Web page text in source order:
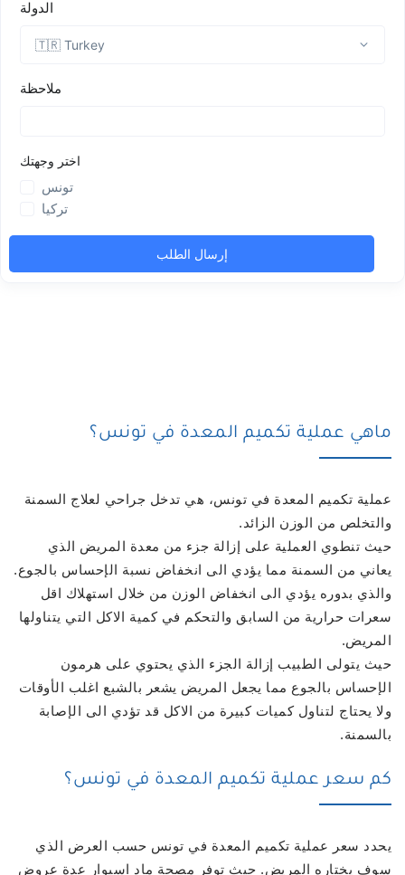
ماهي عملية تكميم المعدة في تونس؟
عملية تكميم المعدة في تونس، هي تدخل جراحي لعلاج السمنة
والتخلص من الوزن الزائد.
حيث تنطوي العملية على إزالة جزء من معدة المريض الذي
يعاني من السمنة مما يؤدي الى انخفاض نسبة الإحساس بالجوع.
والذي بدوره يؤدي الى انخفاض الوزن من خلال استهلاك اقل
سعرات حرارية من السابق والتحكم في كمية الاكل التي يتناولها
المريض.
حيث يتولى الطبيب إزالة الجزء الذي يحتوي على هرمون
الإحساس بالجوع مما يجعل المريض يشعر بالشبع اغلب الأوقات
ولا يحتاج لتناول كميات كبيرة من الاكل قد تؤدي الى الإصابة
بالسمنة.
كم سعر عملية تكميم المعدة في تونس؟
يحدد سعر عملية تكميم المعدة في تونس حسب العرض الذي
سوف يختاره المريض. حيث توفر مصحة ماد اسبوار عدة عروض